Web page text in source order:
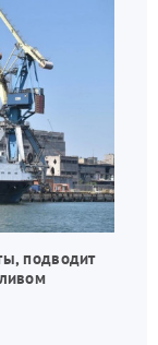
подводит